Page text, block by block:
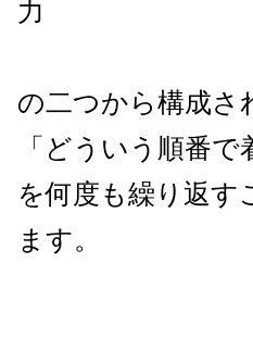
力
の二つから構成さ
「どういう順番
を何度も繰り返
ます。